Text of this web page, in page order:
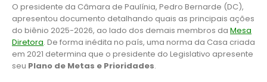
O presidente da Câmara de Paulínia, Pedro Bernarde (DC),
apresentou documento detalhando quais as principais ações
do biênio 2025-2026, ao lado dos demais membros da Mesa
Diretora. De forma inédita no país, uma norma da Casa criada
em 2021 determina que o presidente do Legislativo apresente
seu Plano de Metas e Prioridades.